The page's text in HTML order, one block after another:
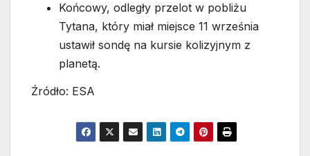
Końcowy, odległy przelot w pobliżu
Tytana, który miał miejsce 11 września
ustawił sondę na kursie kolizyjnym z
planetą.
Źródło: ESA